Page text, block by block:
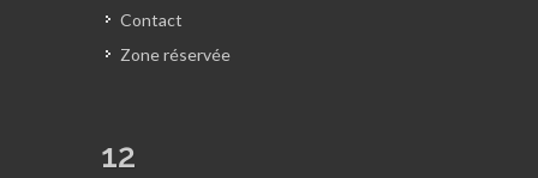
Contact
Zone réservée
12